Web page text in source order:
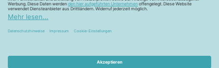
Barrierefreiheitserklärung
Pflegehinweise